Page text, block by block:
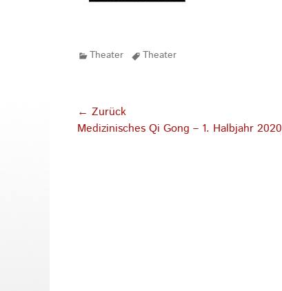
Kategorien
Theater TagsTheater
Beitragsnavigation
← Zurück
Vorhergehender
Medizinisches Qi Gong – 1. Halbjahr 2020